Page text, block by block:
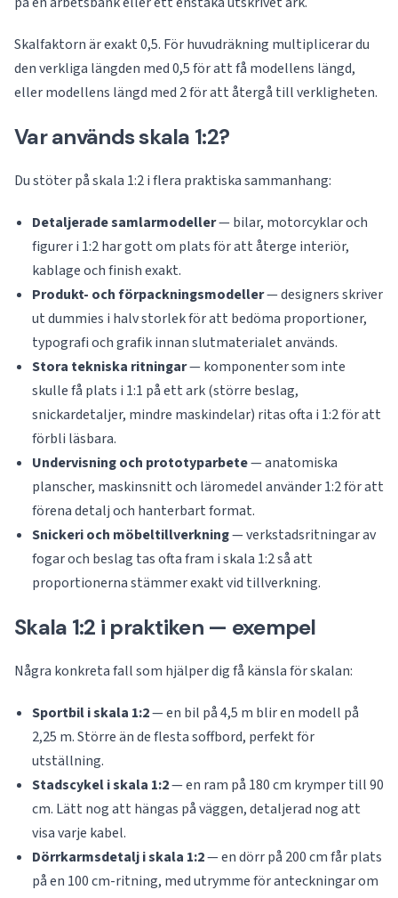
Skalfaktorn är exakt 0,5. För huvudräkning multiplicerar du
den verkliga längden med 0,5 för att få modellens längd,
eller modellens längd med 2 för att återgå till verkligheten.
Var används skala 1:2?
Du stöter på skala 1:2 i flera praktiska sammanhang:
Detaljerade samlarmodeller— bilar, motorcyklar och
figurer i 1:2 har gott om plats för att återge interiör,
kablage och finish exakt.
Produkt- och förpackningsmodeller— designers skriver
ut dummies i halv storlek för att bedöma proportioner,
typografi och grafik innan slutmaterialet används.
Stora tekniska ritningar— komponenter som inte
skulle få plats i 1:1 på ett ark (större beslag,
snickardetaljer, mindre maskindelar) ritas ofta i 1:2 för att
förbli läsbara.
Undervisning och prototyparbete— anatomiska
planscher, maskinsnitt och läromedel använder 1:2 för att
förena detalj och hanterbart format.
Snickeri och möbeltillverkning— verkstadsritningar av
fogar och beslag tas ofta fram i skala 1:2 så att
proportionerna stämmer exakt vid tillverkning.
Skala 1:2 i praktiken — exempel
Några konkreta fall som hjälper dig få känsla för skalan:
Sportbil i skala 1:2— en bil på 4,5 m blir en modell på
2,25 m. Större än de flesta soffbord, perfekt för
utställning.
Stadscykel i skala 1:2— en ram på 180 cm krymper till 90
cm. Lätt nog att hängas på väggen, detaljerad nog att
visa varje kabel.
Dörrkarmsdetalj i skala 1:2— en dörr på 200 cm får plats
på en 100 cm-ritning, med utrymme för anteckningar om